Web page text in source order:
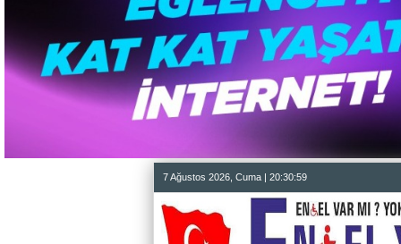
7 Ağustos 2026, Cuma | 20:31:00